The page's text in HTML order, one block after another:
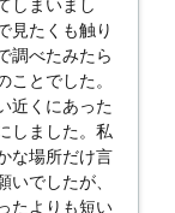
しまいまし
見たくも触り
調べたみたら
とでした。
近くにあった
しました。私
な場所だけ言
でしたが、
たよりも短い